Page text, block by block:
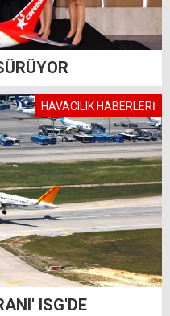
HAVACILIK HABERLERİ
ISG'DE